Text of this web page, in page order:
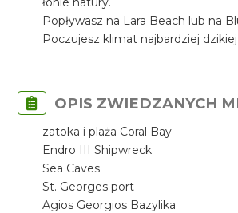
Popływasz na Lara Beach lub na
Poczujesz klimat najbardziej
OPIS ZWIEDZANYCH
zatoka i plaża Coral Bay
Endro III Shipwreck
Sea Caves
St. Georges port
Agios Georgios Bazylika